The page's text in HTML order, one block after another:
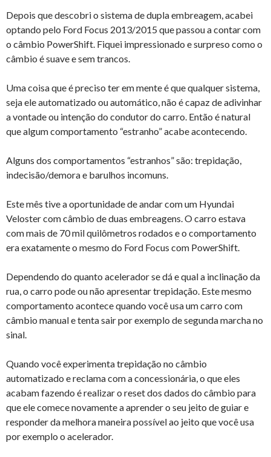
Depois que descobri o sistema de dupla embreagem, acabei
optando pelo Ford Focus 2013/2015 que passou a contar com
o câmbio PowerShift. Fiquei impressionado e surpreso como o
câmbio é suave e sem trancos.
Uma coisa que é preciso ter em mente é que qualquer sistema,
seja ele automatizado ou automático, não é capaz de adivinhar
a vontade ou intenção do condutor do carro. Então é natural
que algum comportamento “estranho” acabe acontecendo.
Alguns dos comportamentos “estranhos” são: trepidação,
indecisão/demora e barulhos incomuns.
Este mês tive a oportunidade de andar com um Hyundai
Veloster com câmbio de duas embreagens. O carro estava
com mais de 70 mil quilômetros rodados e o comportamento
era exatamente o mesmo do Ford Focus com PowerShift.
Dependendo do quanto acelerador se dá e qual a inclinação da
rua, o carro pode ou não apresentar trepidação. Este mesmo
comportamento acontece quando você usa um carro com
câmbio manual e tenta sair por exemplo de segunda marcha no
sinal.
Quando você experimenta trepidação no câmbio
automatizado e reclama com a concessionária, o que eles
acabam fazendo é realizar o reset dos dados do câmbio para
que ele comece novamente a aprender o seu jeito de guiar e
responder da melhora maneira possível ao jeito que você usa
por exemplo o acelerador.